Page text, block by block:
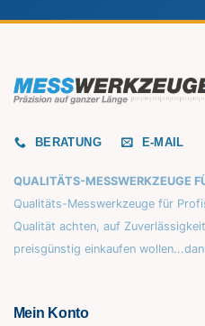
BERATUNG E-MAIL
QUALITÄTS-MESSWERKZEUGE
Qualitäts-Messwerkzeuge für
Qualität achten, auf
preisgünstig einkaufen
Mein Konto